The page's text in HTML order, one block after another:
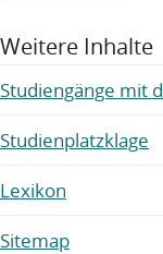
Weitere Inhalte
Studiengänge mit
Studienplatzklage
Lexikon
Sitemap